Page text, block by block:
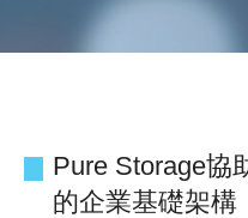
Pure Storage協
的企業基礎架構